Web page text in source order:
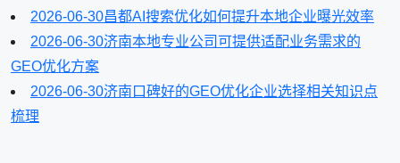
2026-06-30昌都AI搜索优化如何提升本地企业曝光效率
2026-06-30济南本地专业公司可提供适配业务需求的
GEO优化方案
2026-06-30济南口碑好的GEO优化企业选择相关知识点
梳理